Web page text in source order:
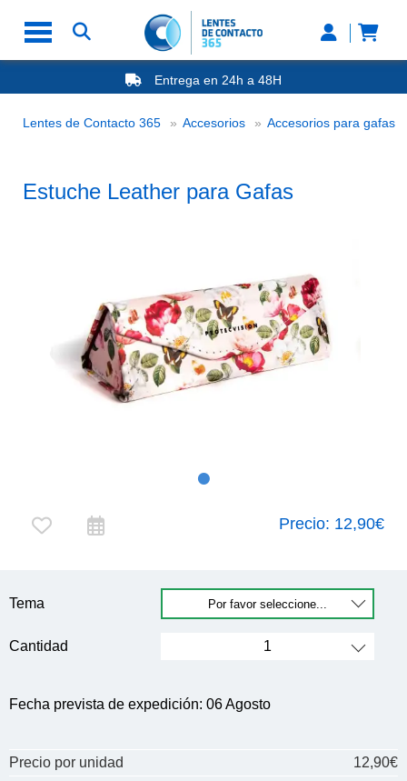
Entrega en 24h a 48H
-20% Gafas de Lectura
Nº1 en Opinión de los Clientes
Lentes de Contacto 365 Accesorios Accesorios para gafas
Estuche Leather para Gafas
Precio: 12,90€
Tema
Cantidad
Fecha prevista de expedición: 06 Agosto
Precio por unidad 12,90€